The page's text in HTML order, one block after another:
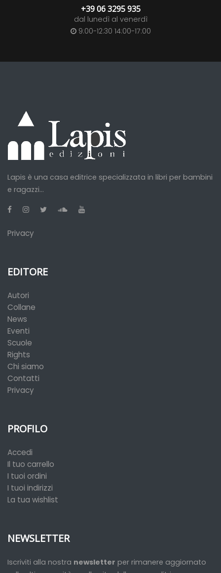
+39 06 3295 935
dal lunedì al venerdì
9:00-12:30 14:00-17:00
Lapis è una casa editrice specializzata in libri per bambini
e ragazzi...
Privacy
EDITORE
Autori
Collane
News
Eventi
Scuole
Rights
Chi siamo
Contatti
Privacy
PROFILO
Accedi
Il tuo carrello
I tuoi ordini
I tuoi indirizzi
La tua wishlist
NEWSLETTER
Iscriviti alla nostra newsletter per rimanere aggiornato